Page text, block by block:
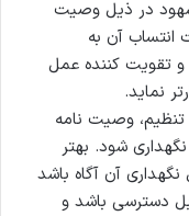
در ذیل وصیت
انتساب آن به
تقویت کننده عمل
نماید.
وصیت نامه
شود. بهتر
آن آگاه باشد
دسترسی باشد و